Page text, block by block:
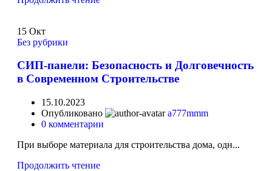
15 Окт
Без рубрики
СИП-панели: Безопасность и Долговечность
в Современном Строительстве
15.10.2023
Опубликовано
a777mmm
0 комментарии
При выборе материала для строительства дома, одн...
Продолжить чтение